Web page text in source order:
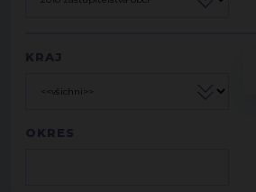
KRAJ
OKRES